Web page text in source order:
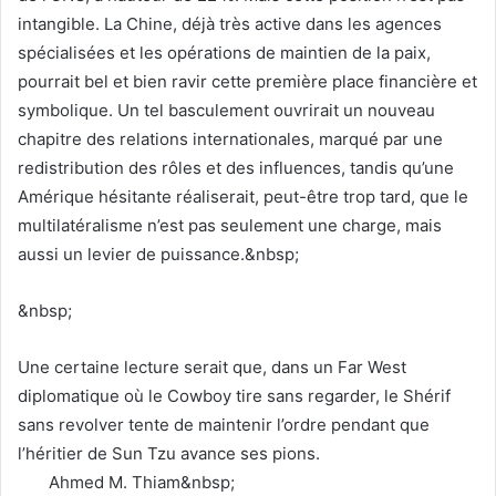
intangible. La Chine, déjà très active dans les agences
spécialisées et les opérations de maintien de la paix,
pourrait bel et bien ravir cette première place financière et
symbolique. Un tel basculement ouvrirait un nouveau
chapitre des relations internationales, marqué par une
redistribution des rôles et des influences, tandis qu’une
Amérique hésitante réaliserait, peut-être trop tard, que le
multilatéralisme n’est pas seulement une charge, mais
aussi un levier de puissance.&nbsp;
&nbsp;
Une certaine lecture serait que, dans un Far West
diplomatique où le Cowboy tire sans regarder, le Shérif
sans revolver tente de maintenir l’ordre pendant que
l’héritier de Sun Tzu avance ses pions.
Ahmed M. Thiam&nbsp;